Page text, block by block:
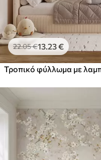
22.05€13.23€